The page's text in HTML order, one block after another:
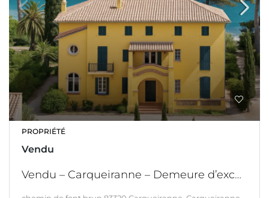
PROPRIÉTÉ
Vendu
Vendu – Carqueiranne – Demeure d’exception Pieds dans l’eau – Architecture Art Déco – Terrain 7000 M2